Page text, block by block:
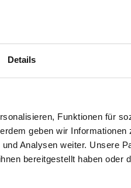
Details
Funktionen für
geben wir Informationen
Analysen weiter. Unsere
bereitgestellt haben oder